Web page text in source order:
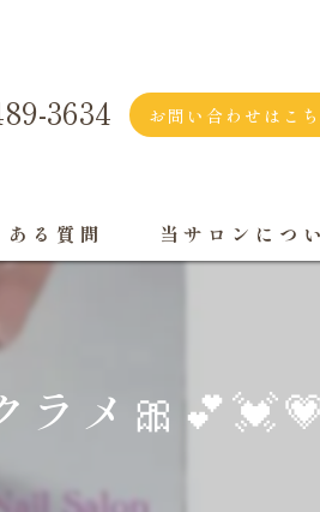
3634 お問い合わせはこち
ある質問 当サロンにつ
プライベートサロン
ラメ